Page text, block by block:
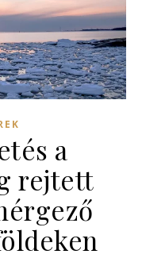
a
rejtett